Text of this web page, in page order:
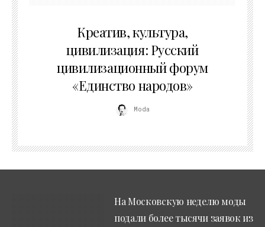
Креатив, культура,
цивилизация: Русский
цивилизационный форум
«Единство народов»
Moda
На Московскую неделю моды
подали более тысячи заявок из